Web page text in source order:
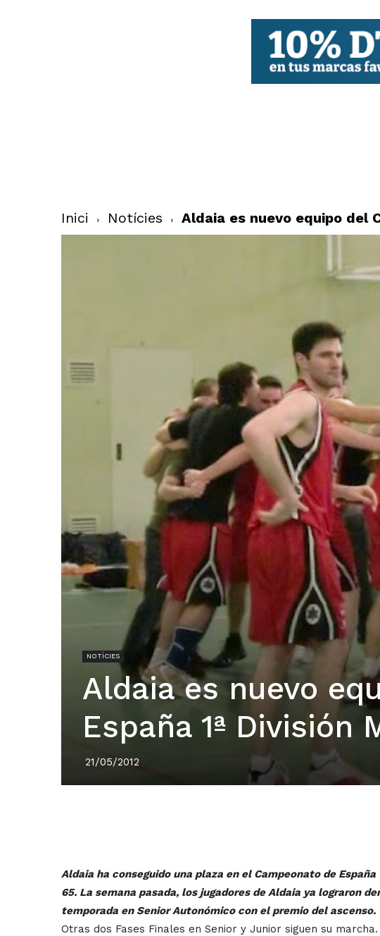
Inici Notícies Aldaia es nuevo equipo del
NOTÍCIES
Aldaia es nuevo
España 1ª División
21/05/2012
Aldaia ha conseguido una plaza en el Campeonato de
65. La semana pasada, los jugadores de Aldaia ya lograron
temporada en Senior Autonómico con el premio del ascenso.
Otras dos Fases Finales en Senior y Junior siguen su marcha.